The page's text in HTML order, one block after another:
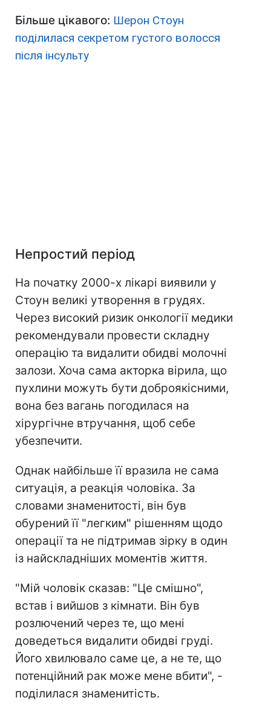
Більше цікавого: Шерон Стоун
поділилася секретом густого волосся
після інсульту
Непростий період
На початку 2000-х лікарі виявили у
Стоун великі утворення в грудях.
Через високий ризик онкології медики
рекомендували провести складну
операцію та видалити обидві молочні
залози. Хоча сама акторка вірила, що
пухлини можуть бути доброякісними,
вона без вагань погодилася на
хірургічне втручання, щоб себе
убезпечити.
Однак найбільше її вразила не сама
ситуація, а реакція чоловіка. За
словами знаменитості, він був
обурений її "легким" рішенням щодо
операції та не підтримав зірку в один
із найскладніших моментів життя.
"Мій чоловік сказав: "Це смішно",
встав і вийшов з кімнати. Він був
розлючений через те, що мені
доведеться видалити обидві груді.
Його хвилювало саме це, а не те, що
потенційний рак може мене вбити", -
поділилася знаменитість.